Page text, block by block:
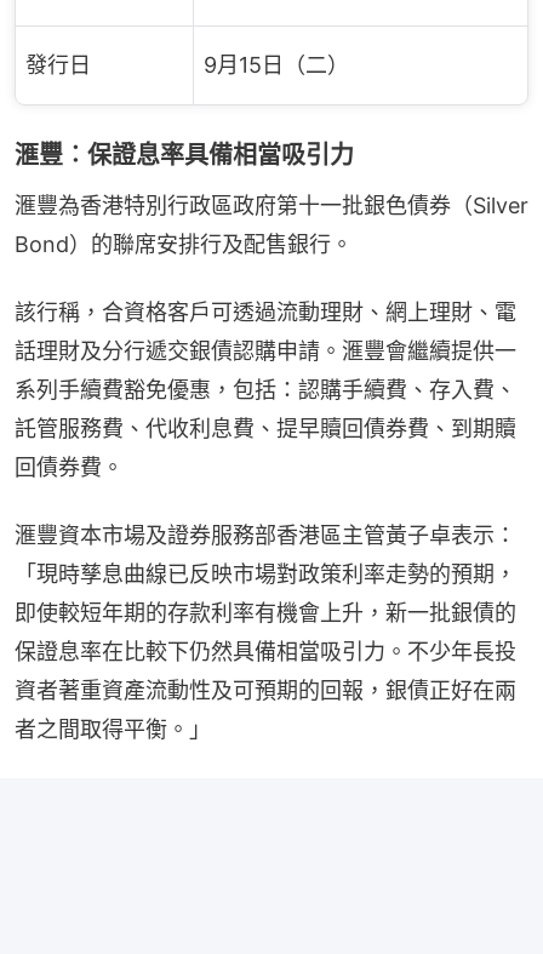
發行日 9月15日（二）
滙豐︰保證息率具備相當吸引力
滙豐為香港特別行政區政府第十一批銀色債券（Silver
Bond）的聯席安排行及配售銀行。
該行稱，合資格客戶可透過流動理財、網上理財、電
話理財及分行遞交銀債認購申請。滙豐會繼續提供一
系列手續費豁免優惠，包括：認購手續費、存入費、
託管服務費、代收利息費、提早贖回債券費、到期贖
回債券費。
滙豐資本市場及證券服務部香港區主管黃子卓表示：
「現時孳息曲線已反映市場對政策利率走勢的預期，
即使較短年期的存款利率有機會上升，新一批銀債的
保證息率在比較下仍然具備相當吸引力。不少年長投
資者著重資產流動性及可預期的回報，銀債正好在兩
者之間取得平衡。」